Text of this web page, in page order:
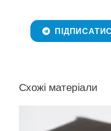
Схожі матеріали